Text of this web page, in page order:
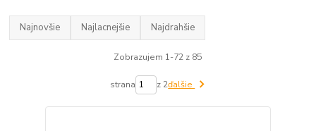
Najnovšie Najlacnejšie Najdrahšie
Zobrazujem 1-72 z 85
strana z 2ďalšie